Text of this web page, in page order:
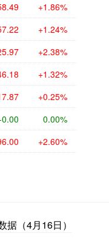
+1.86%
+1.24%
+2.38%
+1.32%
+0.25%
0.00%
+2.60%
（4月16日）